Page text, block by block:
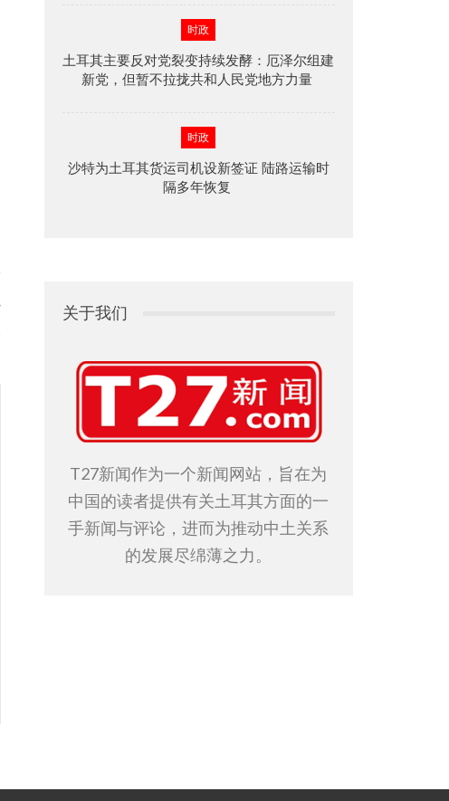
时政
土耳其主要反对党裂变持续发酵：厄泽尔组建
新党，但暂不拉拢共和人民党地方力量
时政
沙特为土耳其货运司机设新签证 陆路运输时
隔多年恢复
关于我们
T27新闻作为一个新闻网站，旨在为
中国的读者提供有关土耳其方面的一
手新闻与评论，进而为推动中土关系
的发展尽绵薄之力。